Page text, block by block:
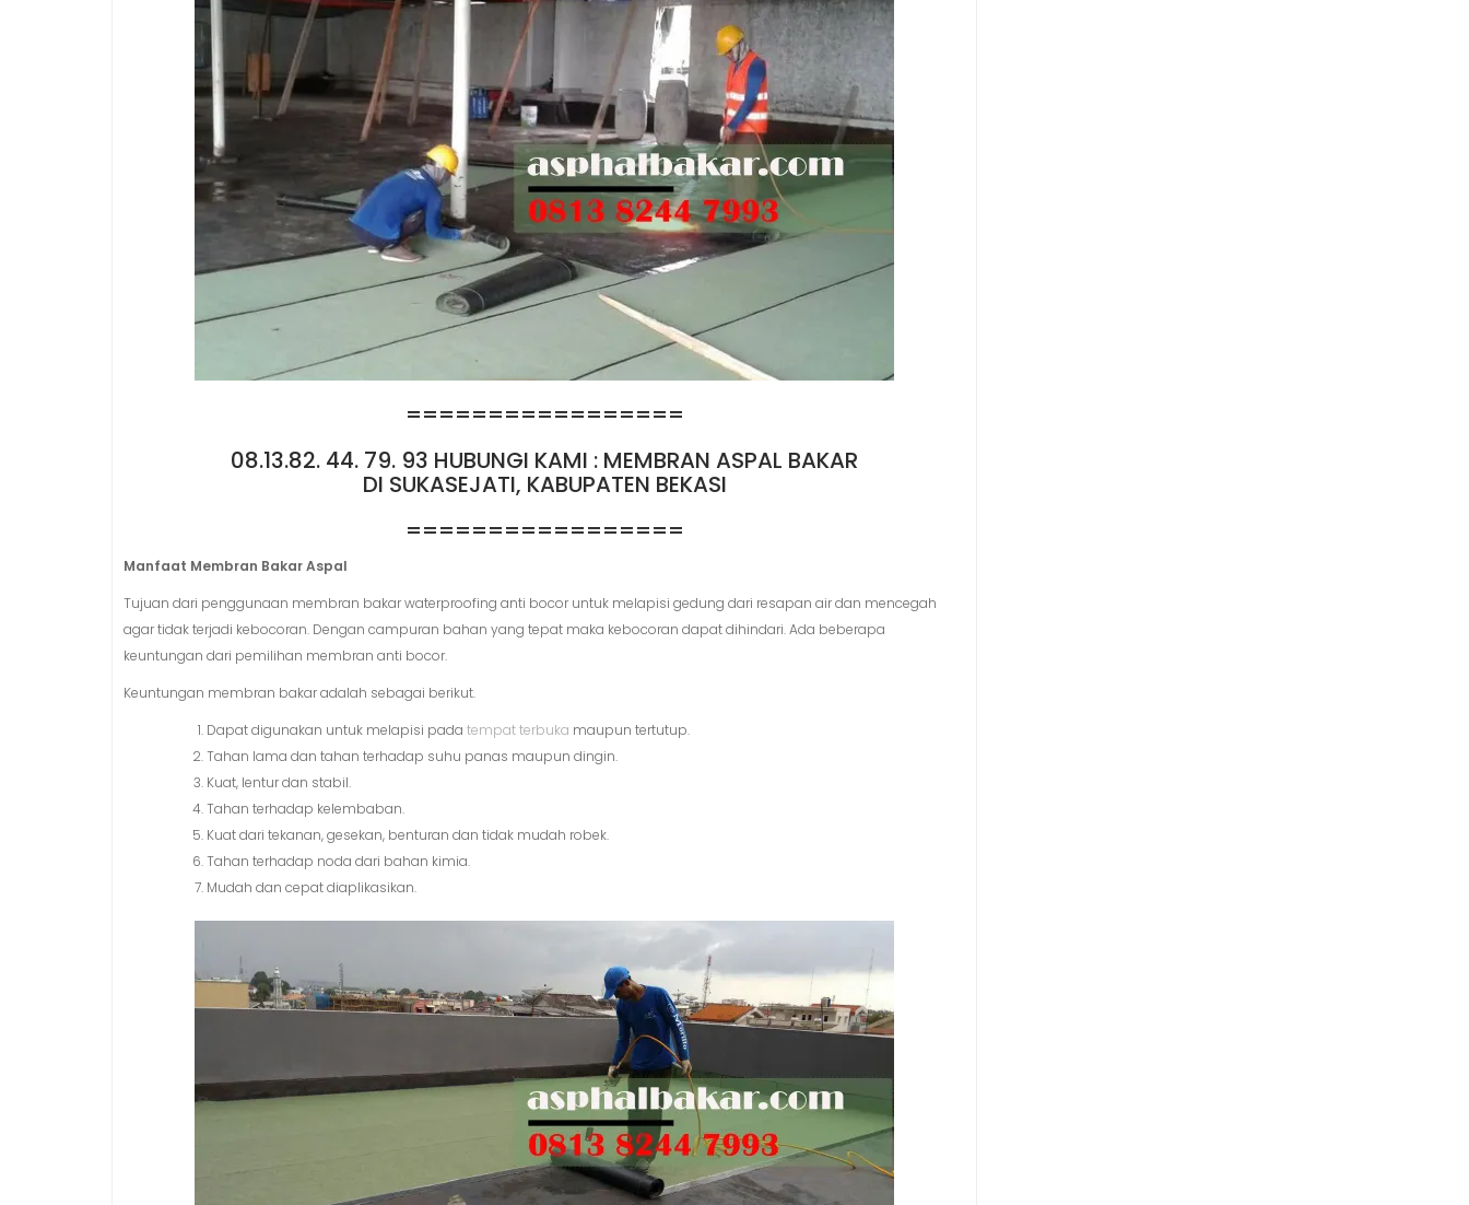
=================
08.13.82. 44. 79. 93 HUBUNGI KAMI : MEMBRAN ASPAL BAKAR
DI SUKASEJATI, KABUPATEN BEKASI
=================
Manfaat Membran Bakar Aspal
Tujuan dari penggunaan membran bakar waterproofing anti bocor untuk melapisi gedung dari resapan air dan mencegah
agar tidak terjadi kebocoran. Dengan campuran bahan yang tepat maka kebocoran dapat dihindari. Ada beberapa
keuntungan dari pemilihan membran anti bocor.
Keuntungan membran bakar adalah sebagai berikut.
Dapat digunakan untuk melapisi pada tempat terbuka maupun tertutup.
Tahan lama dan tahan terhadap suhu panas maupun dingin.
Kuat, lentur dan stabil.
Tahan terhadap kelembaban.
Kuat dari tekanan, gesekan, benturan dan tidak mudah robek.
Tahan terhadap noda dari bahan kimia.
Mudah dan cepat diaplikasikan.